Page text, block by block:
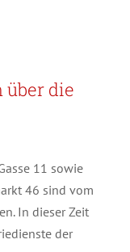
über die
11 sowie
46 sind vom
In dieser Zeit
der